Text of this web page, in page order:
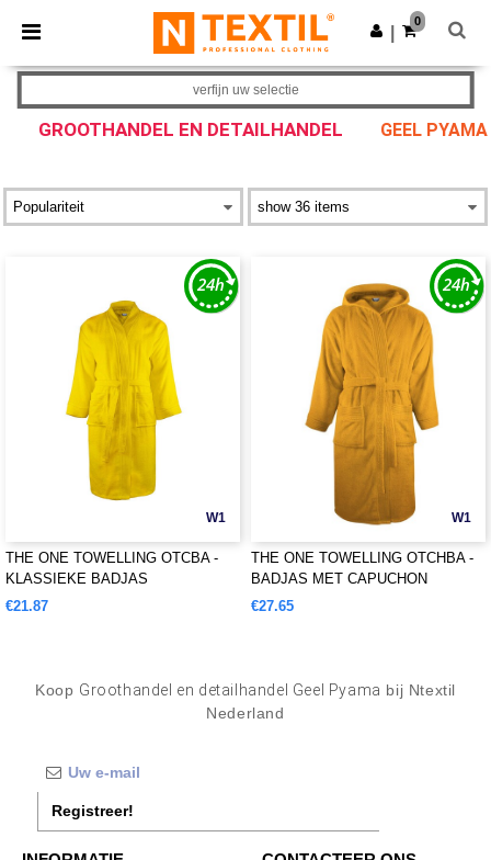
× Ntextil-app
Betere prijzen in de app!
Download app
0
GROOTHANDEL EN DETAILHANDEL GEEL PYAMA
verfijn uw selectie
W1
THE ONE TOWELLING OTCBA -
KLASSIEKE BADJAS
€21.87
W1
THE ONE TOWELLING OTCHBA -
BADJAS MET CAPUCHON
€27.65
Koop Groothandel en detailhandel Geel Pyama bij Ntextil
Nederland
Registreer!